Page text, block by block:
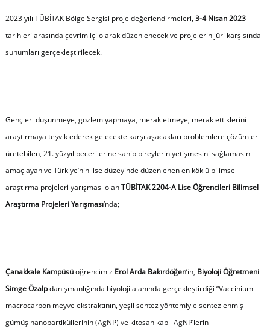
2023 yılı TÜBİTAK Bölge Sergisi proje değerlendirmeleri, 3-4 Nisan 2023
tarihleri arasında çevrim içi olarak düzenlenecek ve projelerin jüri karşısında
sunumları gerçekleştirilecek.
Gençleri düşünmeye, gözlem yapmaya, merak etmeye, merak ettiklerini
araştırmaya teşvik ederek gelecekte karşılaşacakları problemlere çözümler
üretebilen, 21. yüzyıl becerilerine sahip bireylerin yetişmesini sağlamasını
amaçlayan ve Türkiye’nin lise düzeyinde düzenlenen en köklü bilimsel
araştırma projeleri yarışması olanTÜBİTAK 2204-A Lise Öğrencileri Bilimsel
Araştırma Projeleri Yarışması’nda;
Çanakkale Kampüsüöğrencimiz Erol Arda Bakırdöğen’in, Biyoloji Öğretmeni
Simge Özalpdanışmanlığında biyoloji alanında gerçekleştirdiği “Vaccinium
macrocarpon meyve ekstraktının, yeşil sentez yöntemiyle sentezlenmiş
gümüş nanopartiküllerinin (AgNP) ve kitosan kaplı AgNP’lerin